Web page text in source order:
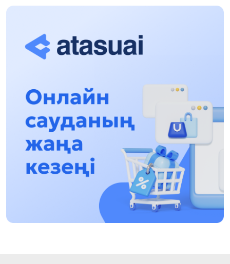
«Заң керуені» жобасы: Абай облысында
17:31, 31 Шілде 2026
13:13, 30 Шілде 2026
Асхат Асылбеков: Күшті билікке күшті
тұлғалар керек!
12:01, 28 Шілде 2026
Абзал Достияр: Думан Мұхаметкәрімді
Алматы түрмесіне ауыстыруы мүмкін
16:15, 27 Шілде 2026